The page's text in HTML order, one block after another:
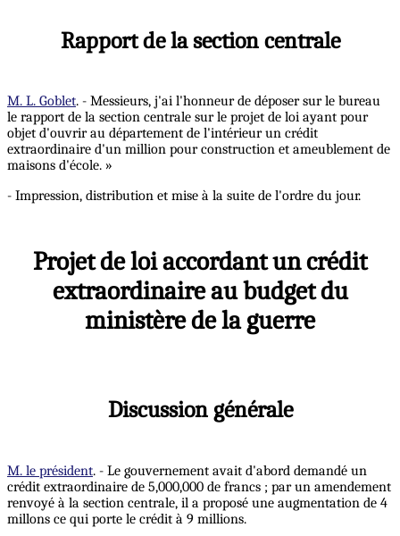
Rapport de la section centrale
M. L. Goblet. - Messieurs, j'ai l'honneur de déposer sur le bureau
le rapport de la section centrale sur le projet de loi ayant pour
objet d'ouvrir au département de l'intérieur un crédit
extraordinaire d'un million pour construction et ameublement de
maisons d'école. »
- Impression, distribution et mise à la suite de l'ordre du jour.
Projet de loi accordant un crédit
extraordinaire au budget du
ministère de la guerre
Discussion générale
M. le président. - Le gouvernement avait d'abord demandé un
crédit extraordinaire de 5,000,000 de francs ; par un amendement
renvoyé à la section centrale, il a proposé une augmentation de 4
millons ce qui porte le crédit à 9 millions.